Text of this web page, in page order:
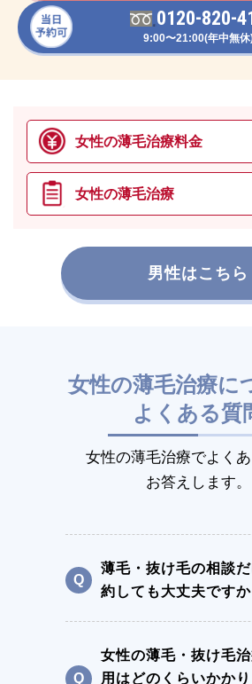
0120-820-
9:00〜21:00(年中無休
女性の薄毛治療料金
女性の薄毛治療
男性はこちら
女性の薄毛治療に
よくある質
女性の薄毛治療でよく
お答えします。
薄毛・抜け毛の相談
約しても大丈夫ですか
女性の薄毛・抜け毛
用はどのくらいかか